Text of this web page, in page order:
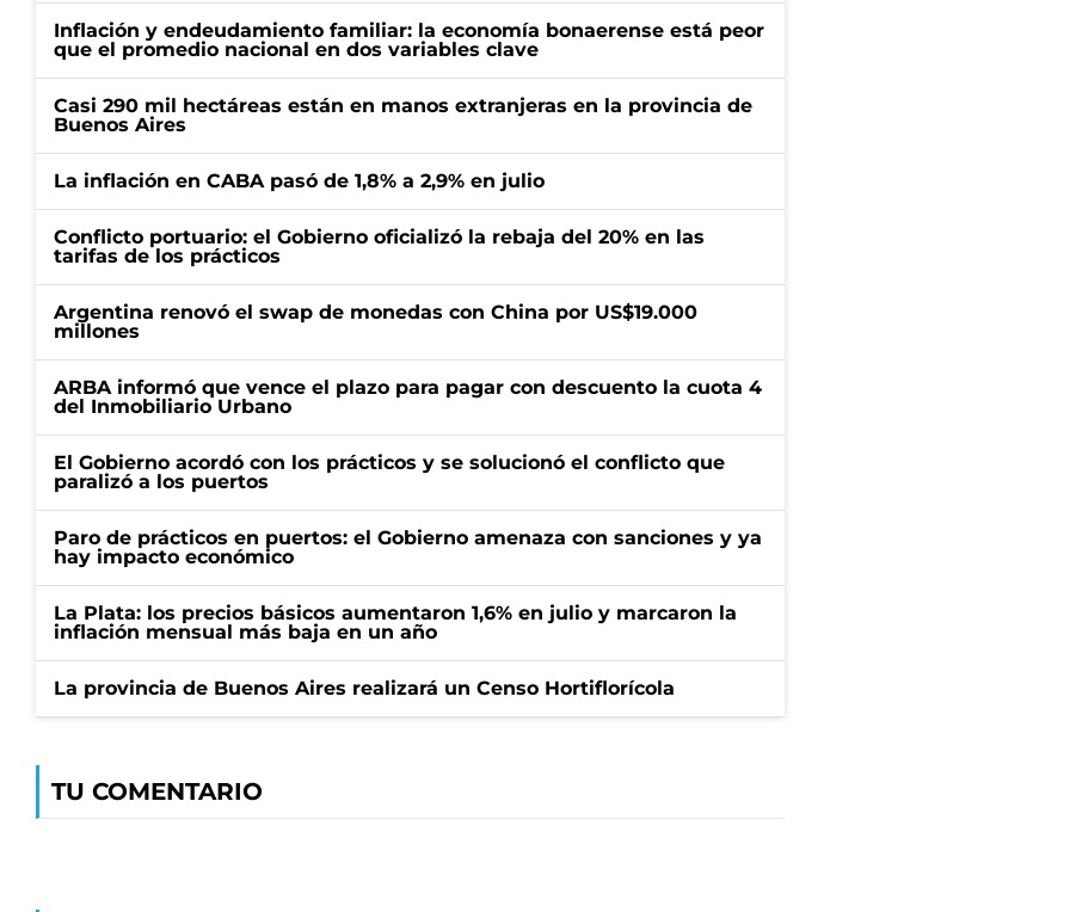
Inflación y endeudamiento familiar: la economía bonaerense está peor
que el promedio nacional en dos variables clave
Casi 290 mil hectáreas están en manos extranjeras en la provincia de
Buenos Aires
La inflación en CABA pasó de 1,8% a 2,9% en julio
Conflicto portuario: el Gobierno oficializó la rebaja del 20% en las
tarifas de los prácticos
Argentina renovó el swap de monedas con China por US$19.000
millones
ARBA informó que vence el plazo para pagar con descuento la cuota 4
del Inmobiliario Urbano
El Gobierno acordó con los prácticos y se solucionó el conflicto que
paralizó a los puertos
Paro de prácticos en puertos: el Gobierno amenaza con sanciones y ya
hay impacto económico
La Plata: los precios básicos aumentaron 1,6% en julio y marcaron la
inflación mensual más baja en un año
La provincia de Buenos Aires realizará un Censo Hortiflorícola
TU COMENTARIO